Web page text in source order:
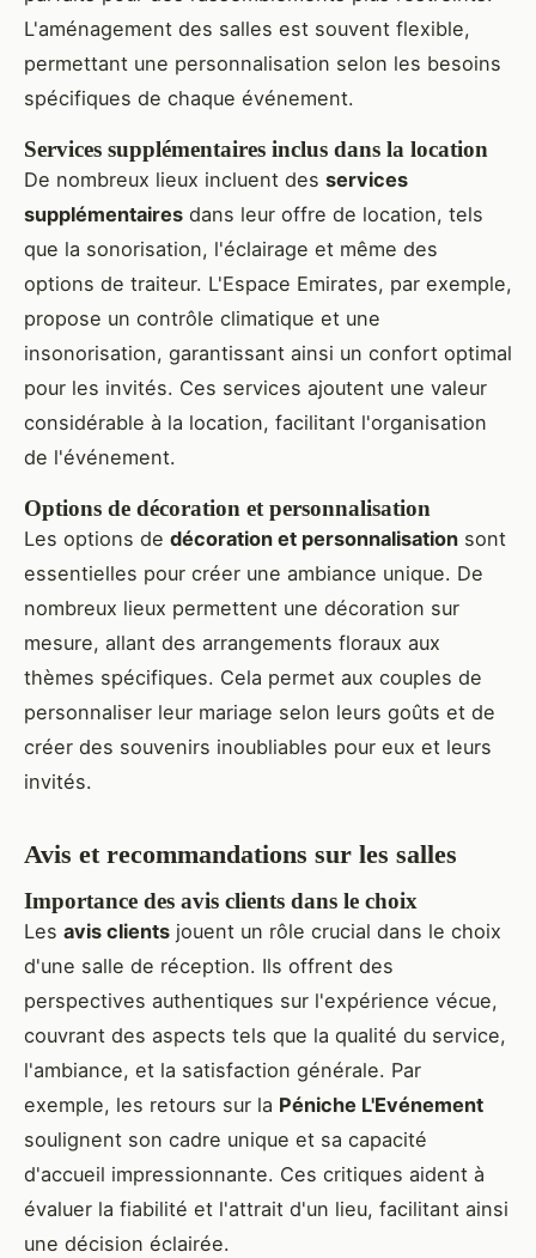
L'aménagement des salles est souvent flexible,
permettant une personnalisation selon les besoins
spécifiques de chaque événement.
Services supplémentaires inclus dans la location
De nombreux lieux incluent des services
supplémentaires dans leur offre de location, tels
que la sonorisation, l'éclairage et même des
options de traiteur. L'Espace Emirates, par exemple,
propose un contrôle climatique et une
insonorisation, garantissant ainsi un confort optimal
pour les invités. Ces services ajoutent une valeur
considérable à la location, facilitant l'organisation
de l'événement.
Options de décoration et personnalisation
Les options de décoration et personnalisation sont
essentielles pour créer une ambiance unique. De
nombreux lieux permettent une décoration sur
mesure, allant des arrangements floraux aux
thèmes spécifiques. Cela permet aux couples de
personnaliser leur mariage selon leurs goûts et de
créer des souvenirs inoubliables pour eux et leurs
invités.
Avis et recommandations sur les salles
Importance des avis clients dans le choix
Les avis clients jouent un rôle crucial dans le choix
d'une salle de réception. Ils offrent des
perspectives authentiques sur l'expérience vécue,
couvrant des aspects tels que la qualité du service,
l'ambiance, et la satisfaction générale. Par
exemple, les retours sur la Péniche L'Evénement
soulignent son cadre unique et sa capacité
d'accueil impressionnante. Ces critiques aident à
évaluer la fiabilité et l'attrait d'un lieu, facilitant ainsi
une décision éclairée.